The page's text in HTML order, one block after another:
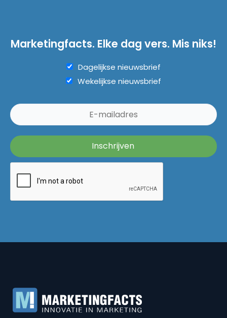
Marketingfacts. Elke dag vers. Mis niks!
Dagelijkse nieuwsbrief
Wekelijkse nieuwsbrief